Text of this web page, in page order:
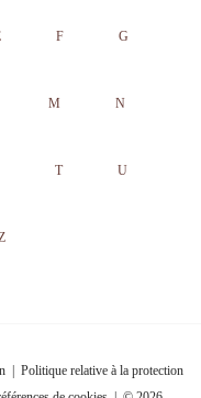
F G
M N
T U
Politique relative à la protection